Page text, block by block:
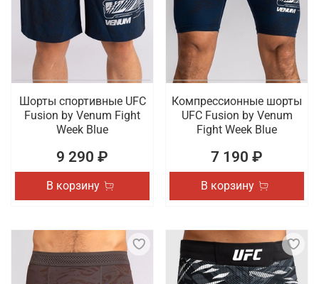
Шорты спортивные UFC
Fusion by Venum Fight
Week Blue
9 290 ₽
В корзину
Компрессионные шорты
UFC Fusion by Venum
Fight Week Blue
7 190 ₽
В корзину